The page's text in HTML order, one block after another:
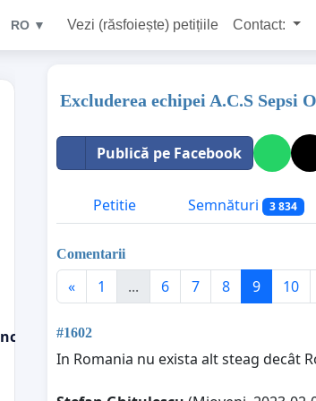
RO ▼ Vezi (răsfoiește) petițiile Contact:
Excluderea echipei A.C.S Sepsi
Publică pe Facebook
Petitie Semnături 3 834
Comentarii
« 1 ... 6 7 8 9 10
#1602
In Romania nu exista alt steag decât